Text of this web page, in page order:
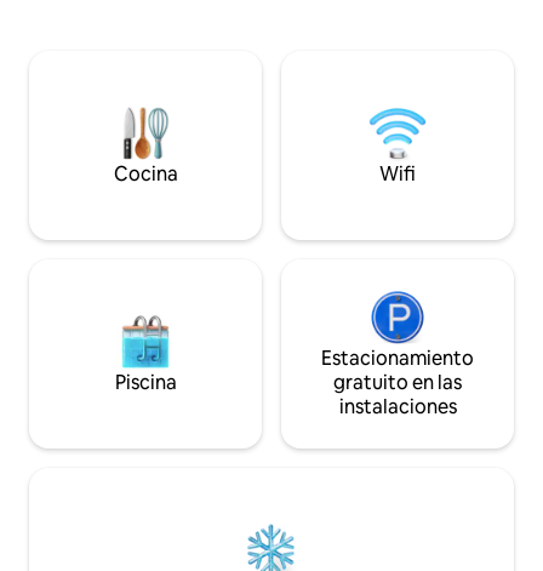
APARTAMENTO ÚNICO, CON LAS
EXPERIENCIAS MÁS INCREÍBLES Y CON
LAS MEJORES CRÍTICAS DE LOS
HUÉSPEDES DE AIRB&B!!! LA VIVIENDA:
matrimonio, dos baños, un gran salón y
ha sido diseñado con elementos que
conjugan ligereza y comodidad. Firmas
como ZANOTTA, LEMA, CASSINA,
ARCLINEA CUCINE, GAGGENAU, DORN
BRACHT y diseñadores como JOAQUIM
decoran este apartamento con espacios
perfecta que le confiere unas vistas
inigualables hacia la Basílica y los jardines
camas
y terraza. Hay
refrigerador y el
recomendable
después de las 10:30 p.
noche, con una
noches No se permiten bicicletas en el
edificio ni en el
Cocina Wifi
Piscina
Estacionamiento
gratuito en las
instalaciones